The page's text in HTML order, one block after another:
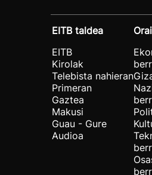
EITB taldea
EITB
Kirolak
Telebista nahieran
Primeran
Gaztea
Makusi
Guau - Gure
Audioa